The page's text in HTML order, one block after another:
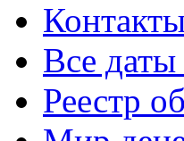
Все
Реестр